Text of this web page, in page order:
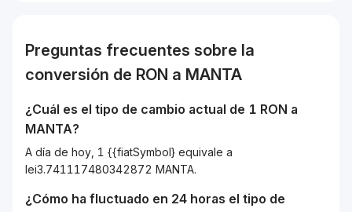
Preguntas frecuentes sobre la
conversión de RON a MANTA
¿Cuál es el tipo de cambio actual de 1 RON a
MANTA?
A día de hoy, 1 {{fiatSymbol} equivale a
lei3.741117480342872 MANTA.
¿Cómo ha fluctuado en 24 horas el tipo de